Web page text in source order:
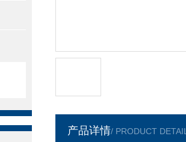
产品详情/ PRODUCT DETAIL